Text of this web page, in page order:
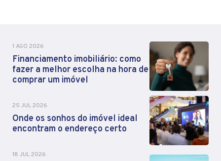
1 AGO 2026
Financiamento imobiliário: como
fazer a melhor escolha na hora de
comprar um imóvel
25 JUL 2026
Onde os sonhos do imóvel ideal
encontram o endereço certo
18 JUL 2026